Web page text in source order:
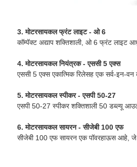
3. मोटरसायकल फ्रंट लाइट - ओ 6
कॉम्पॅक्ट अद्याप शक्तिशाली, ओ 6 फ्रंट लाइट
4. मोटरसायकल नियंत्रक - एससी 5 एक्स
एससी 5 एक्स एकात्मिक रिलेसह एक सर्व-इन-
5. मोटरसायकल स्पीकर - एसपी 50-27
एसपी 50-27 स्पीकर शक्तिशाली 50 डब्ल्यू
6. मोटरसायकल सायरन - सीजेबी 100 एफ
सीजेबी 100 एफ सायरन एक पॉवरहाऊस आहे, जे